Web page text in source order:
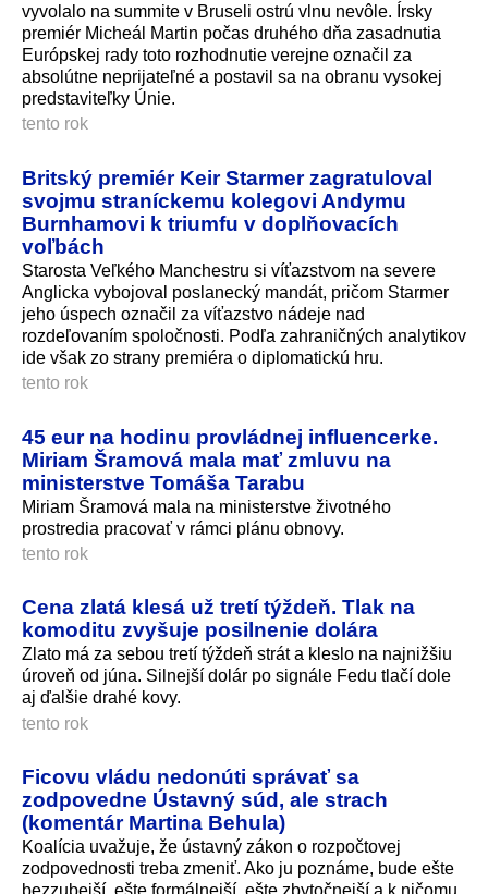
vyvolalo na summite v Bruseli ostrú vlnu nevôle. Írsky
premiér Micheál Martin počas druhého dňa zasadnutia
Európskej rady toto rozhodnutie verejne označil za
absolútne neprijateľné a postavil sa na obranu vysokej
predstaviteľky Ú­nie.
tento rok
Britský premiér Keir Starmer zagratuloval
svojmu straníckemu kolegovi Andymu
Burnhamovi k triumfu v doplňovacích
voľbách
Starosta Veľkého Manchestru si víťazstvom na severe
Anglicka vybojoval poslanecký mandát, pričom Starmer
jeho úspech označil za víťazstvo nádeje nad
rozdeľovaním spoločnosti. Podľa zahraničných analytikov
ide však zo strany premiéra o diplomatickú hru.
tento rok
45 eur na hodinu provládnej influencerke.
Miriam Šramová mala mať zmluvu na
ministerstve Tomáša Tarabu
Miriam Šramová mala na ministerstve životného
prostredia pracovať v rámci plánu obnovy.
tento rok
Cena zlatá klesá už tretí týždeň. Tlak na
komoditu zvyšuje posilnenie dolára
Zlato má za sebou tretí týždeň strát a kleslo na najnižšiu
úroveň od júna. Silnejší dolár po signále Fedu tlačí dole
aj ďalšie drahé kovy.
tento rok
Ficovu vládu nedonúti správať sa
zodpovedne Ústavný súd, ale strach
(komentár Martina Behula)
Koalícia uvažuje, že ústavný zákon o rozpočtovej
zodpovednosti treba zmeniť. Ako ju poznáme, bude ešte